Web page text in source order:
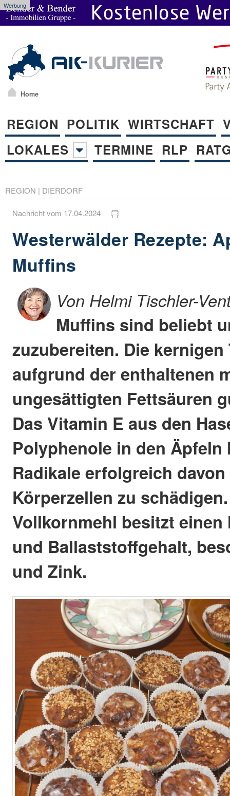
Werbung
Home
REGION POLITIK WIRTSCHAFT
LOKALES
TERMINE RLP
REGION | DIERDORF
Nachricht vom 17.04.2024
Westerwälder Rezepte:
Muffins
Von Helmi Tischler-
Muffins sind beliebt
zuzubereiten. Die
aufgrund der enthaltenen
ungesättigten Fettsäuren
Das Vitamin E aus den
Polyphenole in den Äpfeln
Radikale erfolgreich
Körperzellen zu
Vollkornmehl besitzt
und Ballaststoffgehalt,
und Zink.